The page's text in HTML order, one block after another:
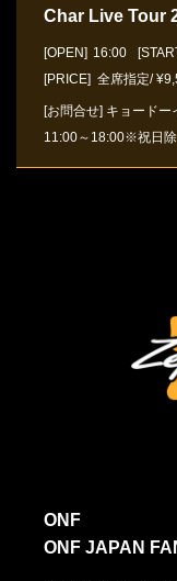
Char Live Tour
[OPEN] 16:00
[PRICE] 全席指定/
[お問合せ] キョードー
11:00～18:00※祝日除
ONF
ONF JAPAN